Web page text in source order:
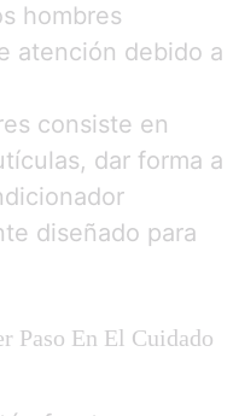
hombres
atención debido a
consiste en
dar forma a
diseñado para
Paso En El Cuidado